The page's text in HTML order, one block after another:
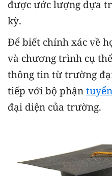
được ước lượng dựa
kỳ.
Để biết chính xác về
và chương trình cụ
thông tin từ trường
tiếp với bộ phận
đại diện của trường.